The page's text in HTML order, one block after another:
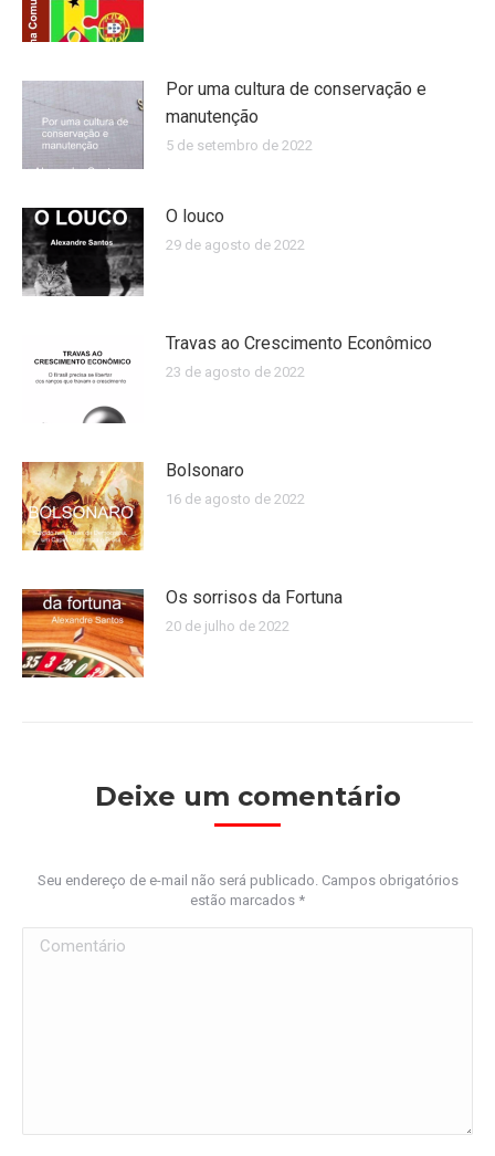
Por uma cultura de conservação e
manutenção
5 de setembro de 2022
O louco
29 de agosto de 2022
Travas ao Crescimento Econômico
23 de agosto de 2022
Bolsonaro
16 de agosto de 2022
Os sorrisos da Fortuna
20 de julho de 2022
Deixe um comentário
Seu endereço de e-mail não será publicado. Campos obrigatórios
estão marcados *
Comentário